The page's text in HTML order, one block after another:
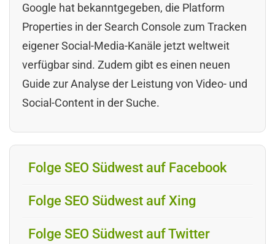
Google hat bekanntgegeben, die Platform
Properties in der Search Console zum Tracken
eigener Social-Media-Kanäle jetzt weltweit
verfügbar sind. Zudem gibt es einen neuen
Guide zur Analyse der Leistung von Video- und
Social-Content in der Suche.
Folge SEO Südwest auf Facebook
Folge SEO Südwest auf Xing
Folge SEO Südwest auf Twitter